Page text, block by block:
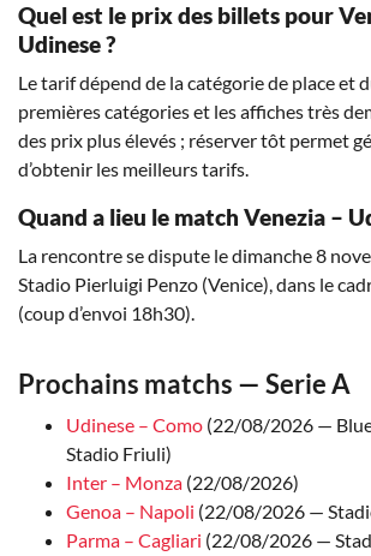
Quel est le prix des billets pour
Udinese ?
Le tarif dépend de la catégorie de place et
premières catégories et les affiches très
des prix plus élevés ; réserver tôt permet
d’obtenir les meilleurs tarifs.
Quand a lieu le match Venezia –
La rencontre se dispute le dimanche 8
Stadio Pierluigi Penzo (Venice), dans le
(coup d’envoi 18h30).
Prochains matchs — Serie A
Udinese – Como (22/08/2026 —
Stadio Friuli)
Inter – Monza (22/08/2026)
Genoa – Napoli (22/08/2026 —
Parma – Cagliari (22/08/2026 —